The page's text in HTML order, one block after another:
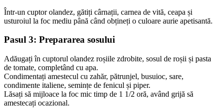
Într-un cuptor olandez, gătiți cârnații, carnea de vită, ceapa și
usturoiul la foc mediu până când obțineți o culoare aurie apetisantă.
Pasul 3: Prepararea sosului
Adăugați în cuptorul olandez roșiile zdrobite, sosul de roșii și pasta
de tomate, completând cu apa.
Condimentați amestecul cu zahăr, pătrunjel, busuioc, sare,
condimente italiene, semințe de fenicul și piper.
Lăsați să mijloace la foc mic timp de 1 1/2 oră, având grijă să
amestecați ocazional.